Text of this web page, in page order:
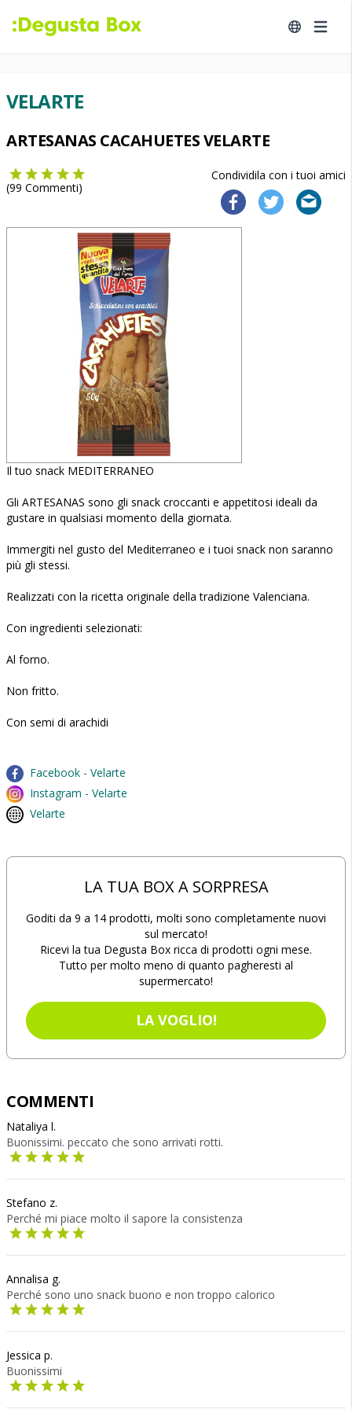
VELARTE
ARTESANAS CACAHUETES VELARTE
Condividila con i tuoi amici
(99 Commenti)
Il tuo snack MEDITERRANEO
Gli ARTESANAS sono gli snack croccanti e appetitosi ideali da
gustare in qualsiasi momento della giornata.
Immergiti nel gusto del Mediterraneo e i tuoi snack non saranno
più gli stessi.
Realizzati con la ricetta originale della tradizione Valenciana.
Con ingredienti selezionati:
Al forno.
Non fritto.
Con semi di arachidi
Facebook - Velarte
Instagram - Velarte
Velarte
LA TUA BOX A SORPRESA
Goditi da 9 a 14 prodotti, molti sono completamente nuovi
sul mercato!
Ricevi la tua Degusta Box ricca di prodotti ogni mese.
Tutto per molto meno di quanto pagheresti al
supermercato!
LA VOGLIO!
COMMENTI
Nataliya l.
Buonissimi. peccato che sono arrivati rotti.
Stefano z.
Perché mi piace molto il sapore la consistenza
Annalisa g.
Perché sono uno snack buono e non troppo calorico
Jessica p.
Buonissimi